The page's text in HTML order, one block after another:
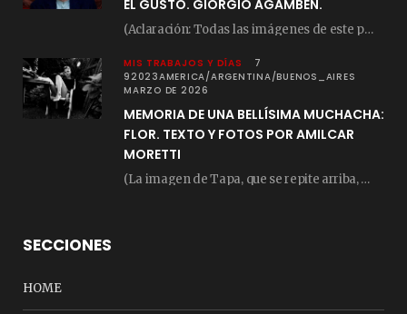
EL GUSTO. GIORGIO AGAMBEN.
(Aclaración: Todas las imágenes de este posteo fueron tomadas de Bloghemia.com, y todos los…
MIS TRABAJOS Y DÍAS
7
92023AMERICA/ARGENTINA/BUENOS_AIRES
MARZO DE 2026
MEMORIA DE UNA BELLÍSIMA MUCHACHA:
FLOR. TEXTO Y FOTOS POR AMILCAR
MORETTI
(La imagen de Tapa, que se repite arriba, fue compuesta por Amilcar Moretti el viernes…
SECCIONES
HOME